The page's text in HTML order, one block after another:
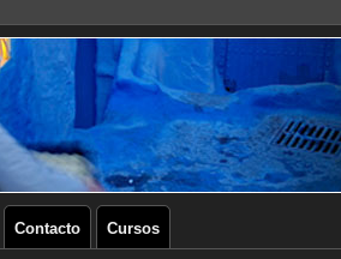
Contacto Cursos